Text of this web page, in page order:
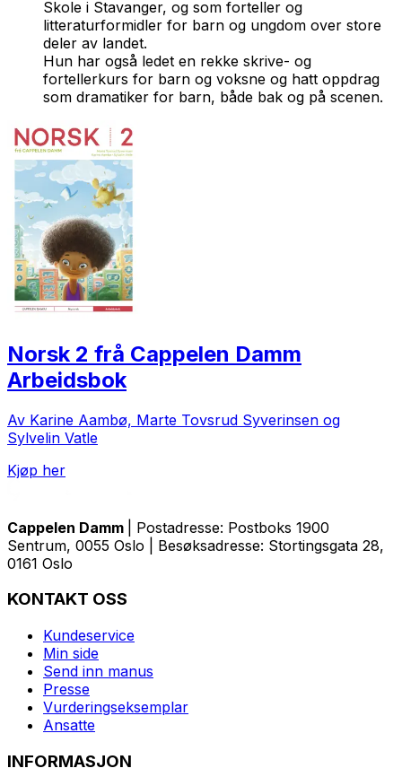
Skole i Stavanger, og som forteller og
litteraturformidler for barn og ungdom over store
deler av landet.
Hun har også ledet en rekke skrive- og
fortellerkurs for barn og voksne og hatt oppdrag
som dramatiker for barn, både bak og på scenen.
Norsk 2 frå Cappelen Damm
Arbeidsbok
Av Karine Aambø, Marte Tovsrud Syverinsen og
Sylvelin Vatle
Kjøp her
Cappelen Damm
| Postadresse: Postboks 1900
Sentrum, 0055 Oslo | Besøksadresse: Stortingsgata 28,
0161 Oslo
KONTAKT OSS
Kundeservice
Min side
Send inn manus
Presse
Vurderingseksemplar
Ansatte
INFORMASJON